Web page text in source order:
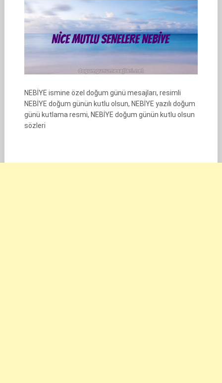
NEBİYE ismine özel doğum günü mesajları, resimli
NEBİYE doğum günün kutlu olsun, NEBİYE yazılı doğum
günü kutlama resmi, NEBİYE doğum günün kutlu olsun
sözleri